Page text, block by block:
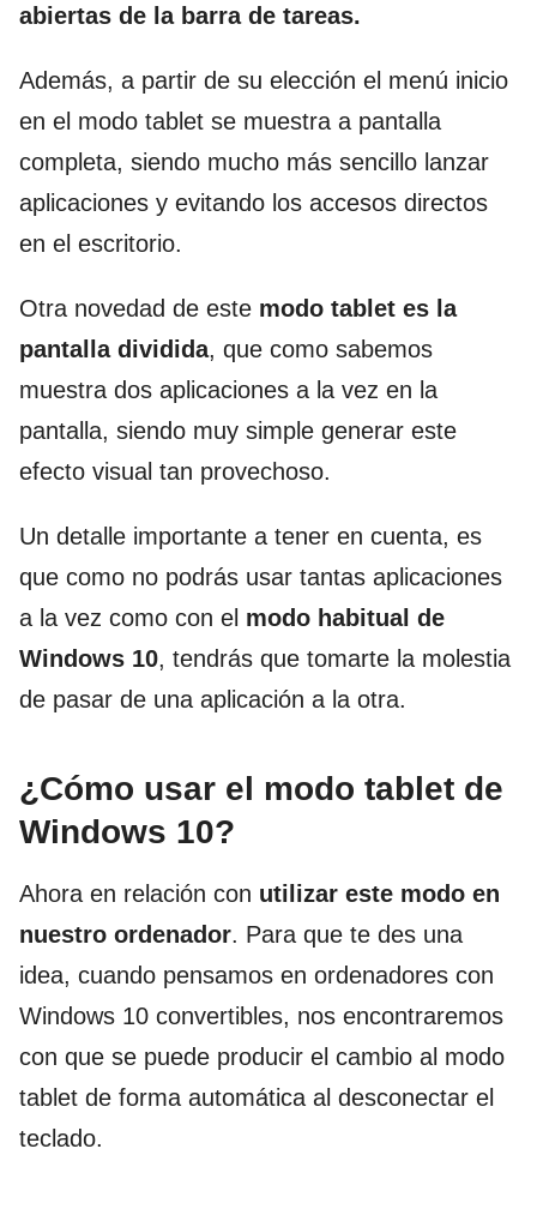
abiertas de la barra de tareas.
Además, a partir de su elección el menú inicio
en el modo tablet se muestra a pantalla
completa, siendo mucho más sencillo lanzar
aplicaciones y evitando los accesos directos
en el escritorio.
Otra novedad de este modo tablet es la
pantalla dividida, que como sabemos
muestra dos aplicaciones a la vez en la
pantalla, siendo muy simple generar este
efecto visual tan provechoso.
Un detalle importante a tener en cuenta, es
que como no podrás usar tantas aplicaciones
a la vez como con el modo habitual de
Windows 10, tendrás que tomarte la molestia
de pasar de una aplicación a la otra.
¿Cómo usar el modo tablet de
Windows 10?
Ahora en relación con utilizar este modo en
nuestro ordenador. Para que te des una
idea, cuando pensamos en ordenadores con
Windows 10 convertibles, nos encontraremos
con que se puede producir el cambio al modo
tablet de forma automática al desconectar el
teclado.